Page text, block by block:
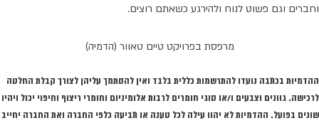
וחברים וגם פשוט לנוח ולהירגע כשאתם רוצים.
מרפסת בפרויקט טיים טאוור (הדמיה)
ההדמיות בכתבה נועדו להתרשמות כללית בלבד ואין להסתמך עליהן לצורך קבלת החלטה
לרכישה. גוונים וצבעים ו/או סוגי חומרים לרבות אלומיניום וחומרי ריצוף וחיפוי יכול ויהיו
שונים בפועל. ההדמיות לא יהוו עילה לכל טענה או תביעה כלפי החברה ואת החברה יחייב